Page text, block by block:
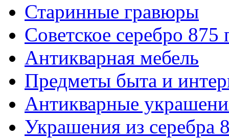
Старинные гравюры
Советское серебро
Антикварная мебель
Предметы быта и
Антикварные
Украшения из серебра